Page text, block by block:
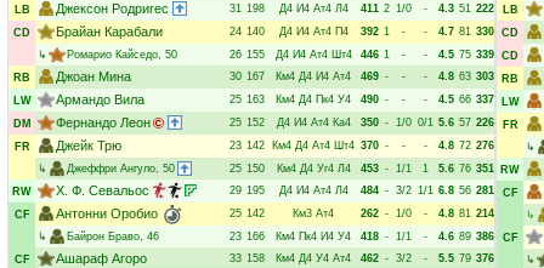
LB
Джексон Родригес 31 198 Д4 И4 Ат4 Л4 411 2 1/0 - 4.3 51 222
CD
Брайан Карабали 24 140 Д4 И4 Ат4 П4 392 1 - - 4.7 81 330
↳
Ромарио Кайседо, 50 26 155 Д4 И4 Ат4 Шт4 446 1 - - 4.5 75 339
RB
Джоан Мина 30 167 Км4 Д4 И4 Ат4 469 - - - 4.8 63 303
LW
Армандо Вила 25 163 Км4 Д4 Пк4 У4 490 - - - 4.5 66 337
DM
Фернандо Леон 25 152 Д4 И4 Ат4 Ка4 350 - 1/0 0/1 5.6 57 226
FR
Джейк Трю 23 142 Км4 Д4 Ат4 Шт4 370 - - - 4.8 72 276
↳
Джеффри Ангуло, 50 25 150 Км4 Д4 Уг4 Л4 453 - 1/1 1 5.6 76 351
RW
Х. Ф. Севальос 29 195 Д4 И4 Ат4 Л4 484 - 3/2 1/1 6.8 56 281
CF
Антонни Оробио 25 142 Км3 Ат4 262 - 1/0 - 4.8 81 214
↳
Байрон Браво, 46 23 166 Км4 Пк4 И4 У4 418 - 1/1 - 4.6 89 386
CF
Ашараф Агоро 33 158 Км4 Д4 У4 Ат4 462 - 3/2 - 5.5 79 376
LB
CD
CD
RB
LW
FR
↳
RW
CF
↳
CF
↳